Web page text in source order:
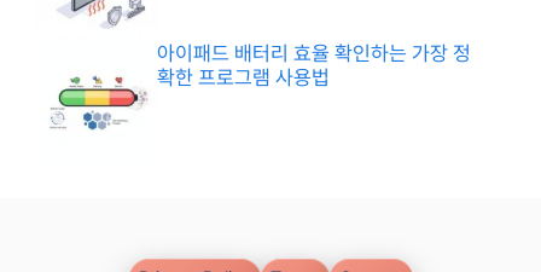
아이패드 배터리 효율 확인하는 가장 정
확한 프로그램 사용법